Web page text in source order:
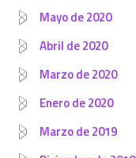
Mayo de 2020
Abril de 2020
Marzo de 2020
Enero de 2020
Marzo de 2019